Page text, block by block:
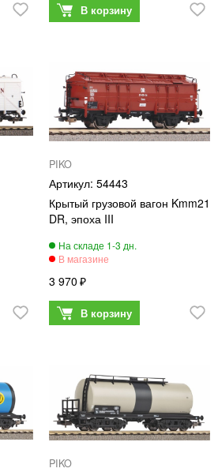
PIKO
54443
Крытый грузовой вагон Kmm21
DR, эпоха III
3 970
PIKO